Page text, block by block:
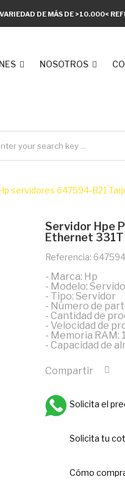
DE MÁS DE >10.000<
NOSOTROS
servidores 647594-B21
Servidor Hpe
Ethernet
Referencia:
- Marca: Hp
- Modelo:
- Tipo: Servidor
- Número de
- Cantidad de
- Velocidad de
- Memoria RAM:
- Capacidad de
Compartir
Solicita el
Solicita tu
Cómo